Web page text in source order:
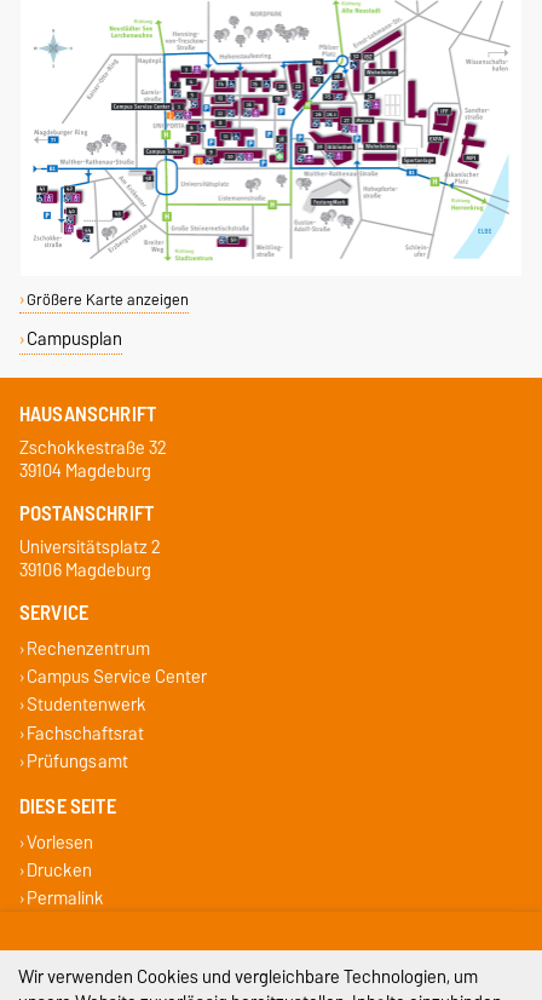
Größere Karte anzeigen
Campusplan
HAUSANSCHRIFT
Zschokkestraße 32
39104 Magdeburg
POSTANSCHRIFT
Universitätsplatz 2
39106 Magdeburg
SERVICE
Rechenzentrum
Campus Service Center
Studentenwerk
Fachschaftsrat
Prüfungsamt
DIESE SEITE
Vorlesen
Drucken
Permalink
Impressum
Wir verwenden Cookies und vergleichbare Technologien, um